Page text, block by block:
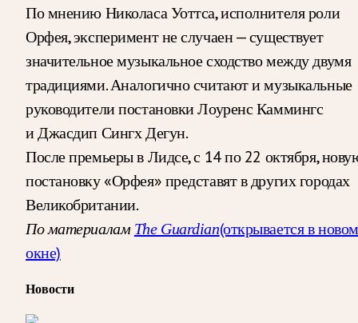
По мнению Николаса Уоттса, исполнителя роли
Орфея, эксперимент не случаен — существует
значительное музыкальное сходство между двумя
традициями. Аналогично считают и музыкальные
руководители постановки Лоуренс Каммингс
и Джасдип Сингх Дегун.
После премьеры в Лидсе, с 14 по 22 октября,
постановку «Орфея» представят в других городах
Великобритании.
По материалам The Guardian(открывается в новом
окне)
Новости